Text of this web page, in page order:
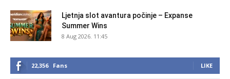
Ljetnja slot avantura počinje – Expanse
Summer Wins
8 Aug 2026. 11:45
22,356 Fans LIKE